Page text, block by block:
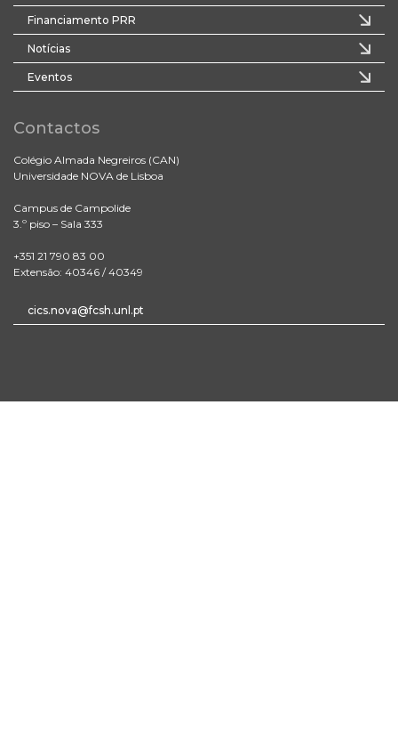
Financiamento PRR
Notícias
Eventos
Contactos
Colégio Almada Negreiros (CAN)
Universidade NOVA de Lisboa
Campus de Campolide
3.º piso – Sala 333
+351 21 790 83 00
Extensão: 40346 / 40349
cics.nova@fcsh.unl.pt